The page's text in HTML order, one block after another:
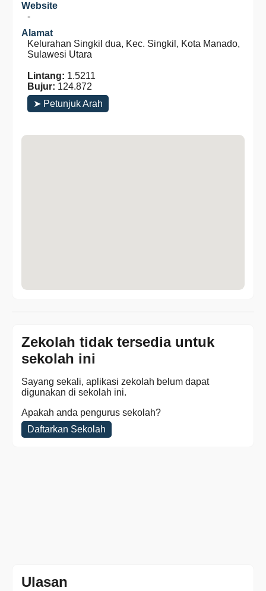
Website
-
Alamat
Kelurahan Singkil dua, Kec. Singkil, Kota Manado,
Sulawesi Utara
Lintang: 1.5211
Bujur: 124.872
➤ Petunjuk Arah
Zekolah tidak tersedia untuk
sekolah ini
Sayang sekali, aplikasi zekolah belum dapat
digunakan di sekolah ini.
Apakah anda pengurus sekolah?
Daftarkan Sekolah
Ulasan